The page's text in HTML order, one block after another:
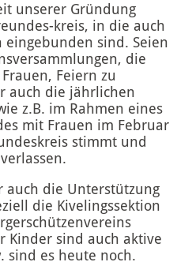
unserer Gründung
kreis, in die auch
eingebunden sind. Seien
die
Feiern zu
auch die jährlichen
z.B. im Rahmen eines
mit Frauen im Februar
stimmt und
auch die Unterstützung
die Kivelingssektion
Kinder sind auch aktive
sind es heute noch.